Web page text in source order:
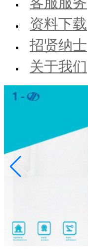
资料下载
招贤纳士
关于我们